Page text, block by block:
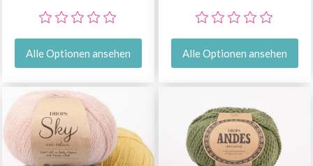
Alle Optionen ansehen Alle Optionen ansehen